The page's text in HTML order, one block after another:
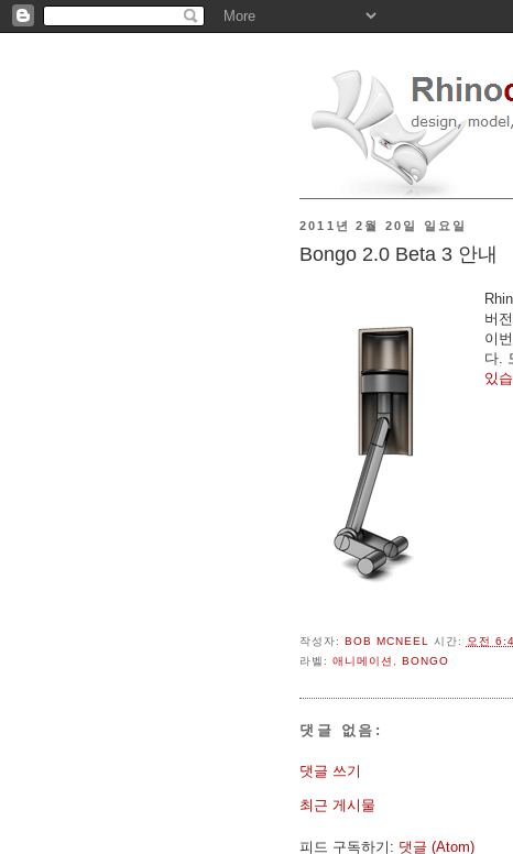
2011년 2월 20일 일요일
Bongo 2.0 Beta 3 안내
버
이
다.
있
작성자: BOB MCNEEL 시간:
오전
라벨: 애니메이션 , BONGO
댓글 없음:
댓글 쓰기
최근 게시물
피드 구독하기: 댓글 (Atom)